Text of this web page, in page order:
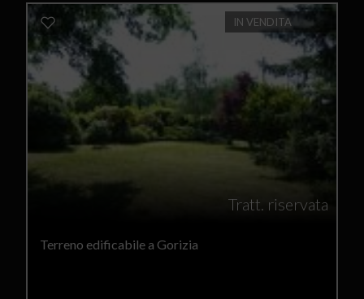
IN VENDITA
Tratt. riservata
Terreno edificabile a Gorizia